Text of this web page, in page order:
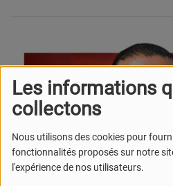
Les informations
collectons
Nous utilisons des cookies pour
fonctionnalités proposés sur notre
l'expérience de nos utilisateurs.